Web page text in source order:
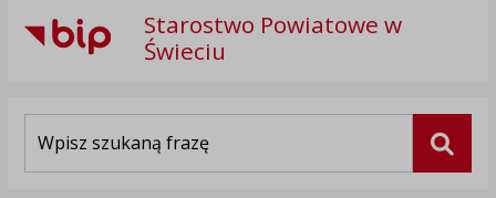
Starostwo Powiatowe w
Świeciu